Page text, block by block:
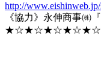
http://
《協力》永伸商事㈱